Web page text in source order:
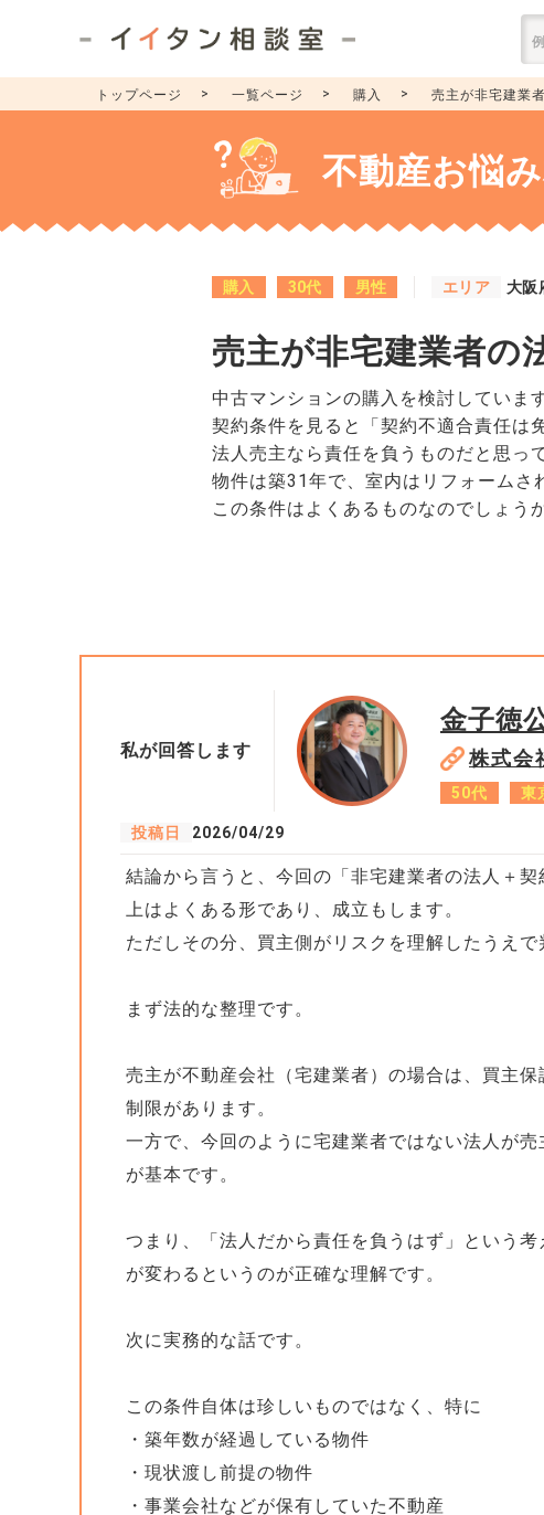
トップページ 一覧ページ 購入 売主が非宅建業
不動産お悩
購入 30代 男性 エリア 大阪
売主が非宅建業者の
中古マンションの購入を検討していま
契約条件を見ると「契約不適合責任は
法人売主なら責任を負うものだと思っ
物件は築31年で、室内はリフォームさ
この条件はよくあるものなのでしょう
私が回答します
金子徳
株式会
50代 東
投稿日 2026/04/29
結論から言うと、今回の「非宅建業者の法人＋
上はよくある形であり、成立もします。
ただしその分、買主側がリスクを理解したうえで
まず法的な整理です。
売主が不動産会社（宅建業者）の場合は、買主
制限があります。
一方で、今回のように宅建業者ではない法人が
が基本です。
つまり、「法人だから責任を負うはず」という
が変わるというのが正確な理解です。
次に実務的な話です。
この条件自体は珍しいものではなく、特に
・築年数が経過している物件
・現状渡し前提の物件
・事業会社などが保有していた不動産